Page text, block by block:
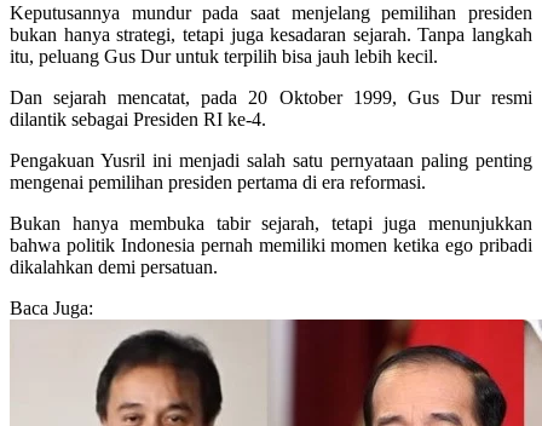
Keputusannya mundur pada saat menjelang pemilihan presiden
bukan hanya strategi, tetapi juga kesadaran sejarah. Tanpa langkah
itu, peluang Gus Dur untuk terpilih bisa jauh lebih kecil.
Dan sejarah mencatat, pada 20 Oktober 1999, Gus Dur resmi
dilantik sebagai Presiden RI ke-4.
Pengakuan Yusril ini menjadi salah satu pernyataan paling penting
mengenai pemilihan presiden pertama di era reformasi.
Bukan hanya membuka tabir sejarah, tetapi juga menunjukkan
bahwa politik Indonesia pernah memiliki momen ketika ego pribadi
dikalahkan demi persatuan.
Baca Juga: